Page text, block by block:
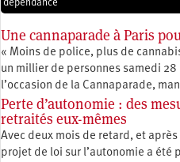
dépendance
Une cannaparade à Paris
« Moins de police, plus de
un millier de personnes samedi 28
l’occasion de la Cannaparade,
Perte d’autonomie : des
retraités eux-mêmes
Avec deux mois de retard, et
projet de loi sur l’autonomie a été